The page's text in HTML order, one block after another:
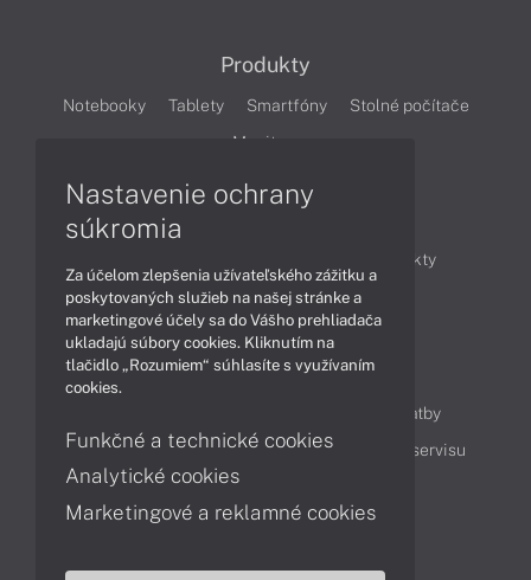
Produkty
Notebooky Tablety Smartfóny
Stolné počítače
Monitory
Produkty
Technológie
Videá
Obsah
Možnosti doručenia a platby
Podpora a servis
Servisné služby Cenník servisu
Kontakty
043 4224 771 Obchodné oddelenie
Nastavenie ochrany
súkromia
Za účelom zlepšenia užívateľského zážitku a
poskytovaných služieb na našej stránke a
marketingové účely sa do Vášho prehliadača
ukladajú súbory cookies. Kliknutím na
tlačidlo „Rozumiem“ súhlasíte s využívaním
cookies.
Funkčné a technické cookies
Analytické cookies
Marketingové a reklamné cookies